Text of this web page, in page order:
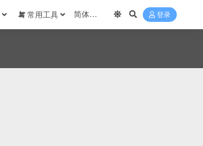
常用工具 登录